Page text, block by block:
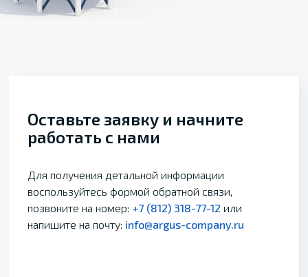
Оставьте заявку и начните
работать с нами
Для получения детальной информации
воспользуйтесь формой обратной связи,
позвоните на номер: +7 (812) 318-77-12 или
напишите на почту: info@argus-company.ru